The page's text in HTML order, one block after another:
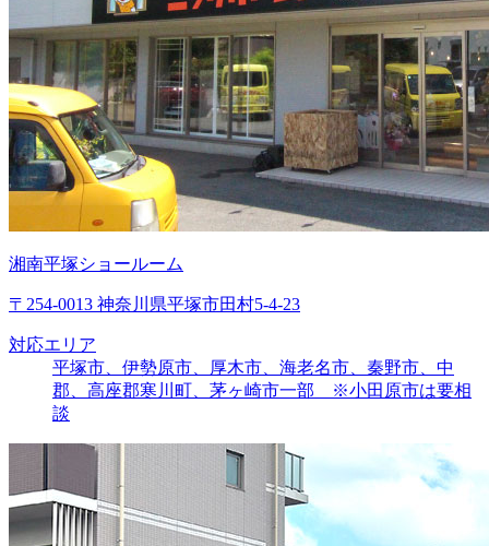
湘南平塚ショールーム
〒254-0013 神奈川県平塚市田村5-4-23
対応エリア
平塚市、伊勢原市、厚木市、海老名市、秦野市、中
郡、高座郡寒川町、茅ヶ崎市一部 ※小田原市は要相
談